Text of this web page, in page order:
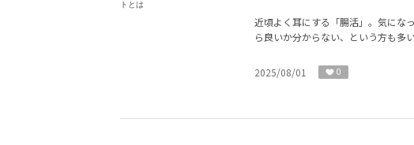
近頃よく耳にする「腸活」。気にな
ら良いか分からない、という方も多
2025/08/01 0